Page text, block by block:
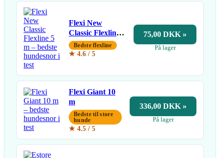
Flexi New
Classic Flexline 5
mBedste flexline
★ 4.6 / 5
75,00 DKK »
På lager
Flexi Giant 10
m
Bedste til store
hunde
★ 4.5 / 5
336,00 DKK »
På lager